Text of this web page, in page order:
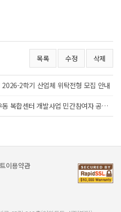
목록 수정 삭제
2학기 산업체 위탁전형 모집 안내
[화성도시공사] 석우동 복합센터 개발사업 민간참여자 공모 사업참여계획서 선정심의위원(후...
이용약관